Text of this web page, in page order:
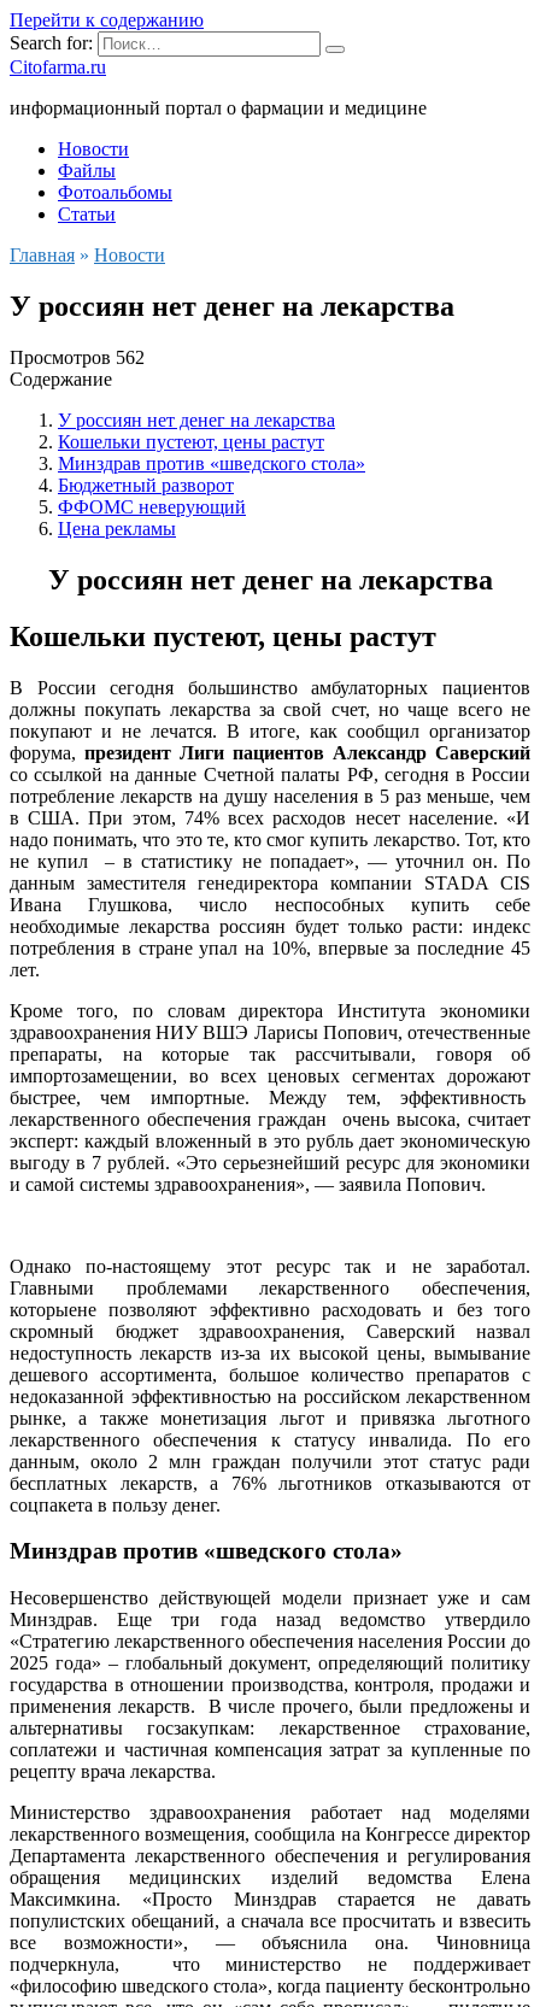
Перейти к содержанию
Search for:
Citofarma.ru
информационный портал о фармации и медицине
Новости
Файлы
Фотоальбомы
Статьи
Главная » Новости
У россиян нет денег на лекарства
Просмотров 562
Содержание
У россиян нет денег на лекарства
Кошельки пустеют, цены растут
Минздрав против «шведского стола»
Бюджетный разворот
ФФОМС неверующий
Цена рекламы
У россиян нет денег на лекарства
Кошельки пустеют, цены растут
В России сегодня большинство амбулаторных пациентов
должны покупать лекарства за свой счет, но чаще всего не
покупают и не лечатся. В итоге, как сообщил организатор
форума, президент Лиги пациентов Александр Саверский
со ссылкой на данные Счетной палаты РФ, сегодня в России
потребление лекарств на душу населения в 5 раз меньше, чем
в США. При этом, 74% всех расходов несет население. «И
надо понимать, что это те, кто смог купить лекарство. Тот, кто
не купил – в статистику не попадает», — уточнил он. По
данным заместителя генедиректора компании STADA CIS
Ивана Глушкова, число неспособных купить себе
необходимые лекарства россиян будет только расти: индекс
потребления в стране упал на 10%, впервые за последние 45
лет.
Кроме того, по словам директора Института экономики
здравоохранения НИУ ВШЭ Ларисы Попович, отечественные
препараты, на которые так рассчитывали, говоря об
импортозамещении, во всех ценовых сегментах дорожают
быстрее, чем импортные. Между тем, эффективность
лекарственного обеспечения граждан очень высока, считает
эксперт: каждый вложенный в это рубль дает экономическую
выгоду в 7 рублей. «Это серьезнейший ресурс для экономики
и самой системы здравоохранения», — заявила Попович.
Однако по-настоящему этот ресурс так и не заработал.
Главными проблемами лекарственного обеспечения,
которыене позволяют эффективно расходовать и без того
скромный бюджет здравоохранения, Саверский назвал
недоступность лекарств из-за их высокой цены, вымывание
дешевого ассортимента, большое количество препаратов с
недоказанной эффективностью на российском лекарственном
рынке, а также монетизация льгот и привязка льготного
лекарственного обеспечения к статусу инвалида. По его
данным, около 2 млн граждан получили этот статус ради
бесплатных лекарств, а 76% льготников отказываются от
соцпакета в пользу денег.
Минздрав против «шведского стола»
Несовершенство действующей модели признает уже и сам
Минздрав. Еще три года назад ведомство утвердило
«Стратегию лекарственного обеспечения населения России до
2025 года» – глобальный документ, определяющий политику
государства в отношении производства, контроля, продажи и
применения лекарств. В числе прочего, были предложены и
альтернативы госзакупкам: лекарственное страхование,
соплатежи и частичная компенсация затрат за купленные по
рецепту врача лекарства.
Министерство здравоохранения работает над моделями
лекарственного возмещения, сообщила на Конгрессе директор
Департамента лекарственного обеспечения и регулирования
обращения медицинских изделий ведомства Елена
Максимкина. «Просто Минздрав старается не давать
популистских обещаний, а сначала все просчитать и взвесить
все возможности», — объяснила она. Чиновница
подчеркнула, что министерство не поддерживает
«философию шведского стола», когда пациенту бесконтрольно